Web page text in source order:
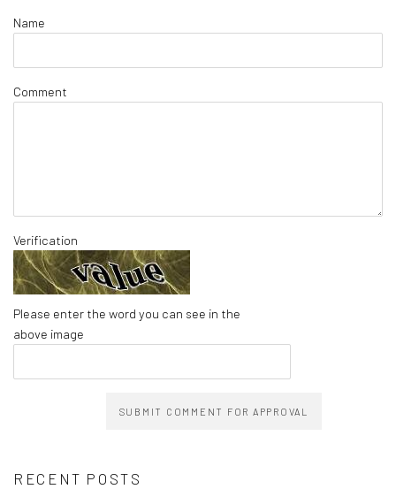
Name
Comment
Verification
Please enter the word you can see in the
above image
SUBMIT COMMENT FOR APPROVAL
RECENT POSTS